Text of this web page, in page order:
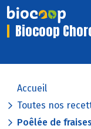
Biocoop
Accueil
Toutes nos
Poêlée de